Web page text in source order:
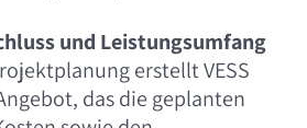
und Leistungsumfang
erstellt VESS
das die geplanten